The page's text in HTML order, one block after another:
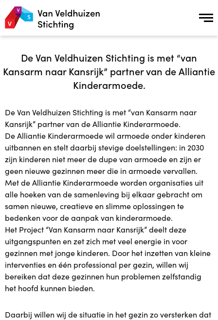
Over ons
Geschiedenis
Samenwerking en Netwerkpartners
ANBI status
Onderzoek naar de effecten van Plusopvang
Ons aanbod
Ons aanbod
Dikkertje Dap Kinderopvang Plus
Plus in het kwadraat
De Van Veldhuizen Stichting is met “van
Kansarm naar Kansrijk” partner van de Alliantie
Kinderarmoede.
De Van Veldhuizen Stichting is met “van Kansarm naar
Kansrijk” partner van de Alliantie Kinderarmoede.
De Alliantie Kinderarmoede wil armoede onder kinderen
uitbannen en stelt daarbij stevige doelstellingen: in 2030
zijn kinderen niet meer de dupe van armoede en zijn er
geen nieuwe gezinnen meer die in armoede vervallen.
Met de Alliantie Kinderarmoede worden organisaties uit
alle hoeken van de samenleving bij elkaar gebracht om
samen nieuwe, creatieve en slimme oplossingen te
bedenken voor de aanpak van kinderarmoede.
Het Project “Van Kansarm naar Kansrijk” deelt deze
uitgangspunten en zet zich met veel energie in voor
gezinnen met jonge kinderen. Door het inzetten van kleine
interventies en één professional per gezin, willen wij
bereiken dat deze gezinnen hun problemen zelfstandig
het hoofd kunnen bieden.
Daarbij willen wij de situatie in het gezin zo versterken dat